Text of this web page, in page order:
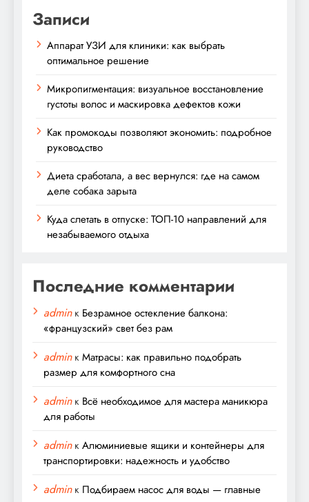
Записи
Аппарат УЗИ для клиники: как выбрать
оптимальное решение
Микропигментация: визуальное восстановление
густоты волос и маскировка дефектов кожи
Как промокоды позволяют экономить: подробное
руководство
Диета сработала, а вес вернулся: где на самом
деле собака зарыта
Куда слетать в отпуске: ТОП-10 направлений для
незабываемого отдыха
Последние комментарии
adminк Безрамное остекление балкона:
«французский» свет без рам
adminкМатрасы: как правильно подобрать
размер для комфортного сна
adminк Всё необходимое для мастера маникюра
для работы
adminкАлюминиевые ящики и контейнеры для
транспортировки: надежность и удобство
adminк Подбираем насос для воды — главные